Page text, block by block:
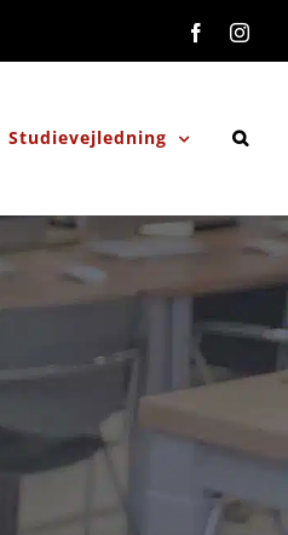
Facebook
Studievejledning